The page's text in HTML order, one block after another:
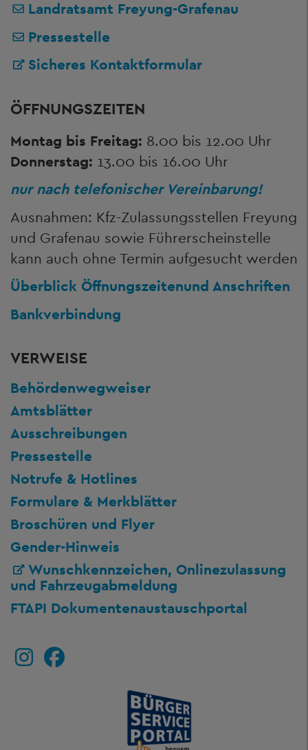
Landratsamt Freyung-Grafenau
Pressestelle
Sicheres Kontaktformular
ÖFFNUNGSZEITEN
Montag bis Freitag: 8.00 bis 12.00 Uhr
Donnerstag: 13.00 bis 16.00 Uhr
nur nach telefonischer Vereinbarung!
Ausnahmen: Kfz-Zulassungsstellen Freyung
und Grafenau sowie Führerscheinstelle
kann auch ohne Termin aufgesucht werden
Überblick Öffnungszeitenund Anschriften
Bankverbindung
VERWEISE
Behördenwegweiser
Amtsblätter
Ausschreibungen
Pressestelle
Notrufe & Hotlines
Formulare & Merkblätter
Broschüren und Flyer
Gender-Hinweis
Wunschkennzeichen, Onlinezulassung
und Fahrzeugabmeldung
FTAPI Dokumentenaustauschportal